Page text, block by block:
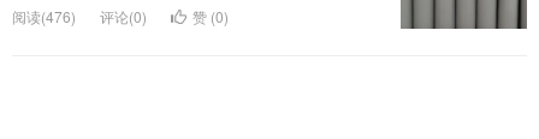
阅读(476)
评论(0) 赞 (0)